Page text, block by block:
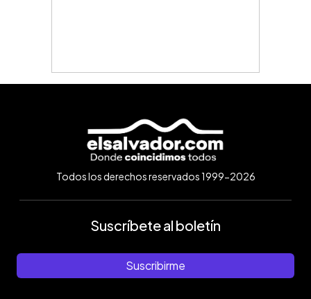
Todos los derechos reservados 1999-2026
Suscríbete al boletín
Suscribirme